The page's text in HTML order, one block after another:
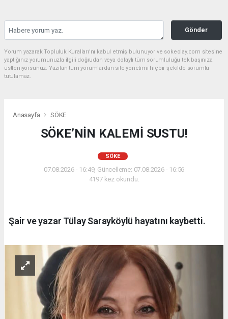
Gönder
Yorum yazarak Topluluk Kuralları’nı kabul etmiş bulunuyor ve sokeolay.com sitesine
yaptığınız yorumunuzla ilgili doğrudan veya dolaylı tüm sorumluluğu tek başınıza
üstleniyorsunuz. Yazılan tüm yorumlardan site yönetimi hiçbir şekilde sorumlu
tutulamaz.
Anasayfa SÖKE
SÖKE’NİN KALEMİ SUSTU!
SÖKE
07.08.2026 - 16:49, Güncelleme: 07.08.2026 - 16:56
4197 kez okundu.
Şair ve yazar Tülay Sarayköylü hayatını kaybetti.